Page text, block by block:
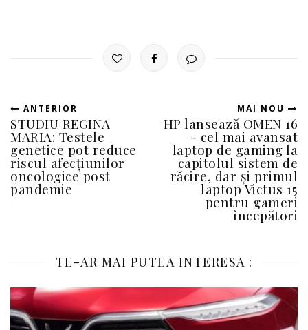
ANTERIOR
STUDIU REGINA
MARIA: Testele
genetice pot reduce
riscul afecțiunilor
oncologice post
pandemie
MAI NOU
HP lansează OMEN 16
- cel mai avansat
laptop de gaming la
capitolul sistem de
răcire, dar și primul
laptop Victus 15
pentru gameri
începători
TE-AR MAI PUTEA INTERESA :